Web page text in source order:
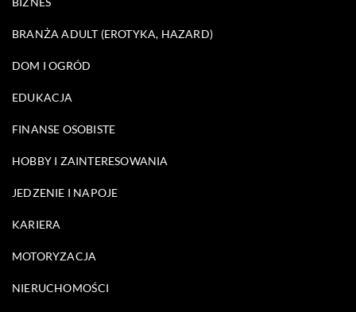
BRANŻA ADULT (EROTYKA, HAZARD)
DOM I OGRÓD
EDUKACJA
FINANSE OSOBISTE
HOBBY I ZAINTERESOWANIA
JEDZENIE I NAPOJE
KARIERA
MOTORYZACJA
NIERUCHOMOŚCI